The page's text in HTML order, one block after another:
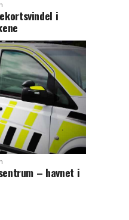
i
– havnet i